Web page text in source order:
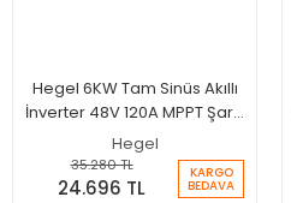
Hegel 6KW Tam Sinüs Akıllı
İnverter 48V 120A MPPT Şarjlı
İnverter - Wifi
Hegel
35.280 TL
24.696 TL
KARGO
BEDAVA